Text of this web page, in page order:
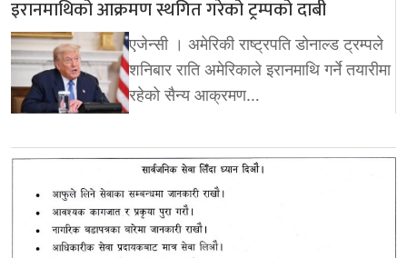
इरानमाथिको आक्रमण स्थगित गरेको ट्रम्पको दाबी
एजेन्सी । अमेरिकी राष्ट्रपति डोनाल्ड ट्रम्पले
शनिबार राति अमेरिकाले इरानमाथि गर्ने तयारीमा
रहेको सैन्य आक्रमण…